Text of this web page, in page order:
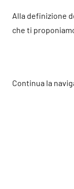
Alla definizione
che ti
Continua la